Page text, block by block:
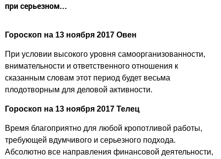
при серьезном...
Гороскоп на 13 ноября 2017 Овен
При условии высокого уровня самоорганизованности,
внимательности и ответственного отношения к
сказанным словам этот период будет весьма
плодотворным для деловой активности.
Гороскоп на 13 ноября 2017 Телец
Время благоприятно для любой кропотливой работы,
требующей вдумчивого и серьезного подхода.
Абсолютно все направления финансовой деятельности,